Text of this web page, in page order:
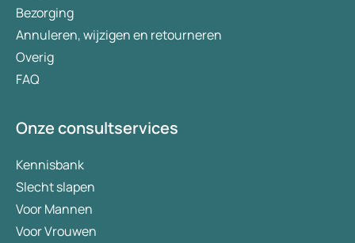
Bezorging
Annuleren, wijzigen en retourneren
Overig
FAQ
Onze consultservices
Kennisbank
Slecht slapen
Voor Mannen
Voor Vrouwen